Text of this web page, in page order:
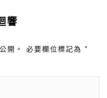
響
開。 必要欄位標記為 *